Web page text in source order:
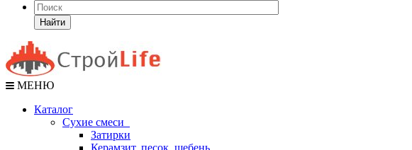
Найти
МЕНЮ
Каталог
Сухие смеси
Затирки
Керамзит, песок, щебень